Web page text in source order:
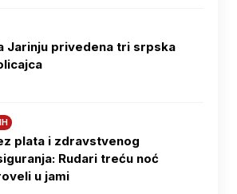
Јarinju privedena tri srpska
plata i zdravstvenog
Rudari treću noć
u jami